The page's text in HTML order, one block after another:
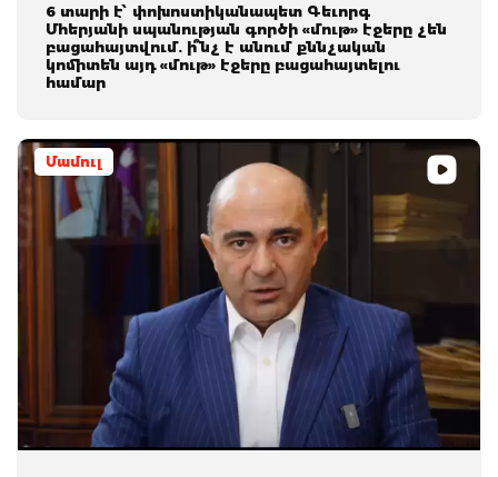
6 տարի է՝ փոխոստիկանապետ Գեւորգ
Մհերյանի սպանության գործի «մութ» էջերը չեն
բացահայտվում. ի՞նչ է անում քննչական
կոմիտեն այդ «մութ» էջերը բացահայտելու
համար
Մամուլ